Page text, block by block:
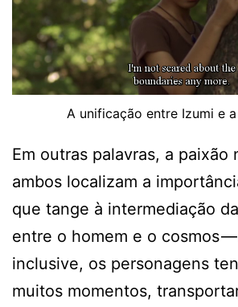
A unificação entre Izumi e
Em outras palavras, a paixão
ambos localizam a
que tange à intermediação
entre o homem e o cosmos
inclusive, os personagens
muitos momentos,